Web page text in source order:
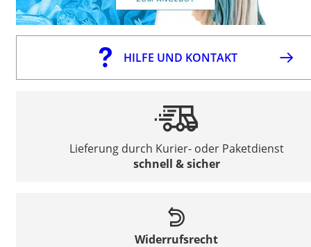
HILFE UND KONTAKT
Lieferung durch Kurier- oder Paketdienst
schnell & sicher
Widerrufsrecht